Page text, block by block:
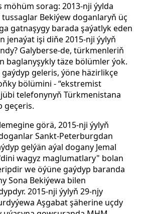
möhüm sorag: 2013-nji ýylda
Bekiýew doganlaryň üç
gatnaşygy barada şaýatlyk eden
jenaýat işi diňe 2015-nji ýylyň
Galyberse-de, türkmenleriň
baglanyşykly täze bölümler ýok.
geleris, ýöne häzirlikçe
bölümini - “ekstremist
telefonynyň Türkmenistana
geçeris.
görä, 2015-nji ýylyň
Sankt-Peterburgdan
gelýän aýal dogany Jemal
wagyz maglumatlary" bolan
we öýüne gaýdyp baranda
Sona Bekiýewa bilen
2015-nji ýylyň 29-njy
Aşgabat şäherine uçdy